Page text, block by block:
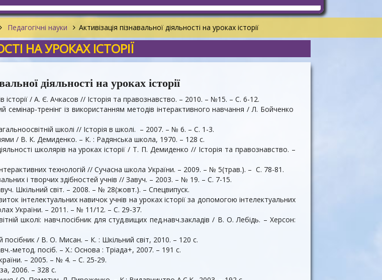
Педагогічні науки Активізація пізнавальної діяльності на уроках історії
НА УРОКАХ ІСТОРІЇ
діяльності на уроках історії
історії / А. Є. Ачкасов // Історія та правознавство. – 2010. – №15. – С. 6-12.
тренінг із використанням методів інтерактивного навчання / Л. Бойченко
школі // Історія в школі. – 2007. – № 6. – С. 1-3.
/ В. К. Демиденко. – К. : Радянська школа, 1970. – 128 с.
школярів на уроках історії / Т. П. Демиденко // Історія та правознавство. –
технологій // Сучасна школа України. – 2009. – № 5(трав.). – С. 78-81.
і творчих здібностей учнів // Завуч. – 2003. – № 19. – С. 7-15.
Шкільний світ. – 2008. – № 28(жовт.). – Спецвипуск.
інтелектуальних навичок учнів на уроках історії за допомогою інтелектуальних
України. – 2011. – № 11/12. – С. 29-37.
школі: навч.посiбник для студ.вищих пед.навч.закладiв / В. О. Лебідь. – Херсон:
/ В. О. Мисан. – К. : Шкільний світ, 2010. – 120 с.
метод. посіб. – Х.: Основа : Тріада+, 2007. – 191 с.
– 2005. – № 4. – С. 25-29.
2006. – 328 с.